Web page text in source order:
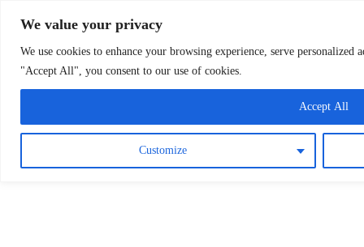
We value your privacy
We use cookies to enhance your browsing experience, serve
"Accept All", you consent to our use of cookies.
Customize
Accept All
content
Osterreichische Pfarreie